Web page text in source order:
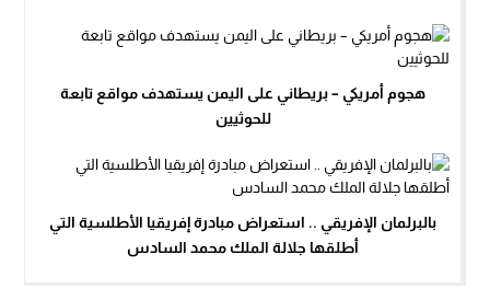
هجوم أمريكي – بريطاني على اليمن يستهدف مواقع تابعة
للحوثيين
بالبرلمان الإفريقي .. استعراض مبادرة إفريقيا الأطلسية التي
أطلقها جلالة الملك محمد السادس